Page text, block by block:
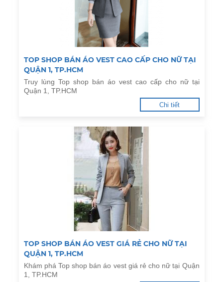
TOP SHOP BÁN ÁO VEST CAO CẤP CHO NỮ TẠI
QUẬN 1, TP.HCM
Truy lùng Top shop bán áo vest cao cấp cho nữ tại
Quận 1, TP.HCM
Chi tiết
TOP SHOP BÁN ÁO VEST GIÁ RẺ CHO NỮ TẠI
QUẬN 1, TP.HCM
Khám phá Top shop bán áo vest giá rẻ cho nữ tại Quận
1, TP.HCM